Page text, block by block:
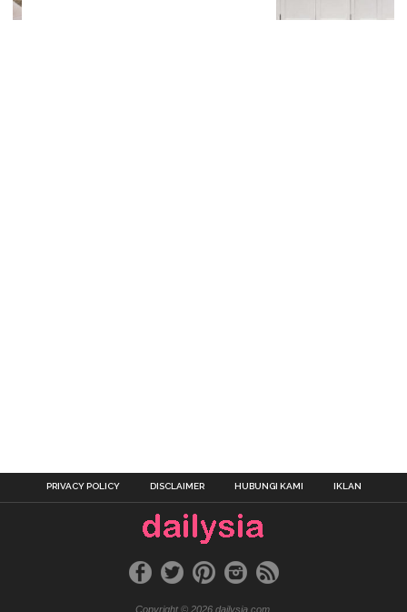
PRIVACY POLICY DISCLAIMER HUBUNGI KAMI IKLAN
Copyright © 2026 dailysia.com.